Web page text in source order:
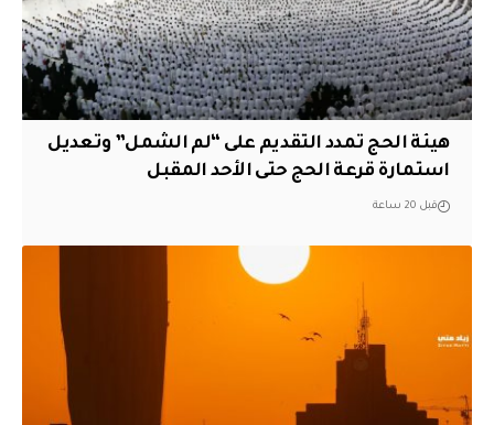
هيئة الحج تمدد التقديم على “لم الشمل” وتعديل
استمارة قرعة الحج حتى الأحد المقبل
قبل 20 ساعة